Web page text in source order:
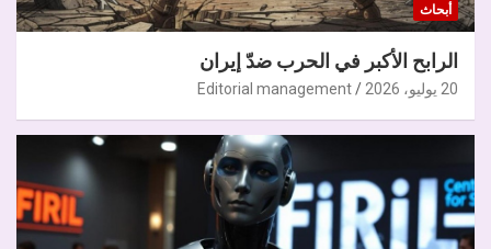
أبحاث
الرابح الأكبر في الحرب ضدّ إيران
20 يوليو، 2026 Editorial management